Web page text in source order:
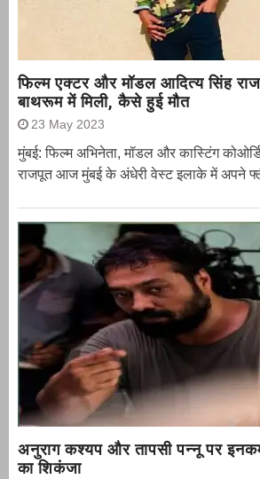
फिल्म एक्टर और मॉडल आदित्य सिंह
बाथरूम में मिली, कैसे हुई मौत
23 May 2023
मुंबई: फिल्म अभिनेता, मॉडल और कास्टिंग
राजपूत आज मुंबई के अंधेरी वेस्ट इलाके में अपने
अनुराग कश्यप और तापसी पन्नू पर
का शिकंजा